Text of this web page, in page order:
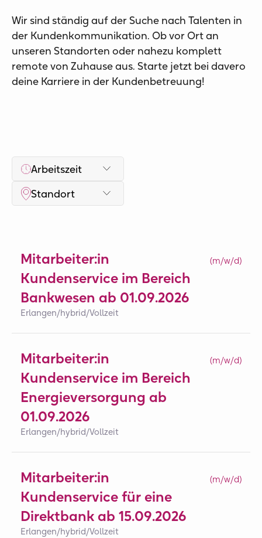
Wir sind ständig auf der Suche nach Talenten in
der Kundenkommunikation. Ob vor Ort an
unseren Standorten oder nahezu komplett
remote von Zuhause aus. Starte jetzt bei davero
deine Karriere in der Kundenbetreuung!
Mitarbeiter:in
Kundenservice im Bereich
Bankwesen ab 01.09.2026
(m/w/d)
Erlangen/hybrid/Vollzeit
Mitarbeiter:in
Kundenservice im Bereich
Energieversorgung ab
01.09.2026
(m/w/d)
Erlangen/hybrid/Vollzeit
Mitarbeiter:in
Kundenservice für eine
Direktbank ab 15.09.2026
(m/w/d)
Erlangen/hybrid/Vollzeit